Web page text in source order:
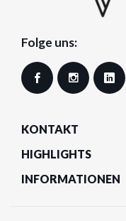
Folge uns:
Facebook Instagram
KONTAKT
HIGHLIGHTS
INFORMATIONEN